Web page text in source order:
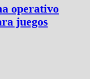
operativo
juegos